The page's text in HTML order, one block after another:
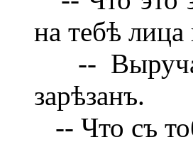
на тебѣ
--
зарѣзанъ.
-- Что съ